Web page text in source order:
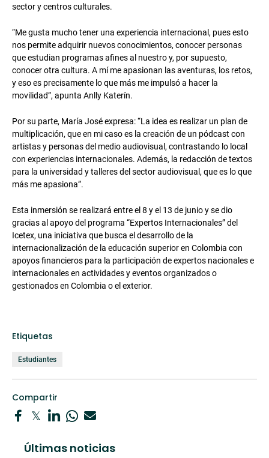
sector y centros culturales.
“Me gusta mucho tener una experiencia internacional, pues esto
nos permite adquirir nuevos conocimientos, conocer personas
que estudian programas afines al nuestro y, por supuesto,
conocer otra cultura. A mí me apasionan las aventuras, los retos,
y eso es precisamente lo que más me impulsó a hacer la
movilidad”, apunta Anlly Katerín.
Por su parte, María José expresa: “La idea es realizar un plan de
multiplicación, que en mi caso es la creación de un pódcast con
artistas y personas del medio audiovisual, contrastando lo local
con experiencias internacionales. Además, la redacción de textos
para la universidad y talleres del sector audiovisual, que es lo que
más me apasiona”.
Esta inmersión se realizará entre el 8 y el 13 de junio y se dio
gracias al apoyo del programa “Expertos Internacionales” del
Icetex, una iniciativa que busca el desarrollo de la
internacionalización de la educación superior en Colombia con
apoyos financieros para la participación de expertos nacionales e
internacionales en actividades y eventos organizados o
gestionados en Colombia o el exterior.
Etiquetas
Estudiantes
Compartir
Últimas noticias